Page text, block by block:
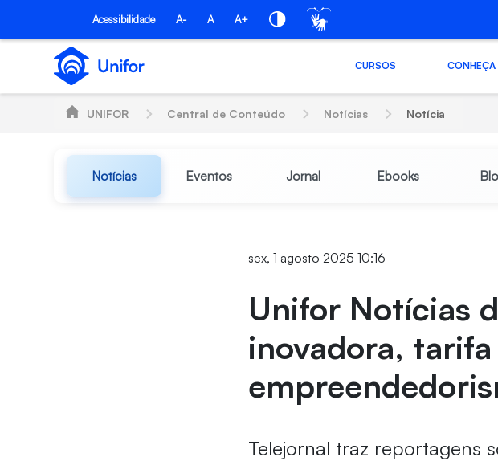
Pular para o Conteúdo principal
Acessibilidade A- A A+
CURSOS CONHEÇA
UNIFOR Central de Conteúdo Notícias Notícia
Notícias Eventos Jornal Ebooks
sex, 1 agosto 2025 10:16
Unifor Notícias
inovadora,
Telejornal traz reportagens